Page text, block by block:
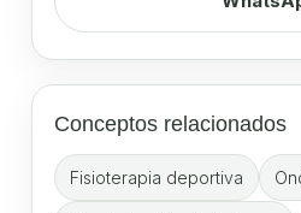
Conceptos relacionados
Fisioterapia deportiva